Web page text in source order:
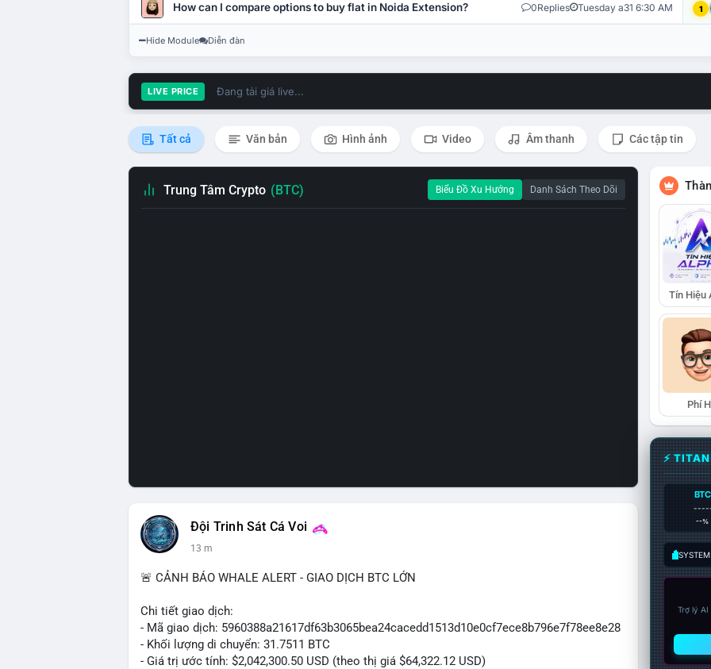
How can I compare options to buy flat in Noida Extension? 0Replies Tuesday a31 6:30 AM 1
Hide Module Diễn đàn
LIVE PRICE Đang tải giá live...
Tất cả Văn bản Hình ảnh Video Âm thanh Các tập tin
Trung Tâm Crypto (BTC) Biểu Đồ Xu Hướng Danh Sách Theo Dõi
Đội Trinh Sát Cá Voi
13 m
🚨 CẢNH BÁO WHALE ALERT - GIAO DỊCH BTC LỚN
Chi tiết giao dịch:
- Mã giao dịch: 5960388a21617df63b3065bea24cacedd1513d10e0cf7ece8b796e7f78ee8e28
- Khối lượng di chuyển: 31.7511 BTC
- Giá trị ước tính: $2,042,300.50 USD (theo thị giá $64,322.12 USD)
Tín Hiệu
Phí
⚡
BTC
--%
Trợ lý